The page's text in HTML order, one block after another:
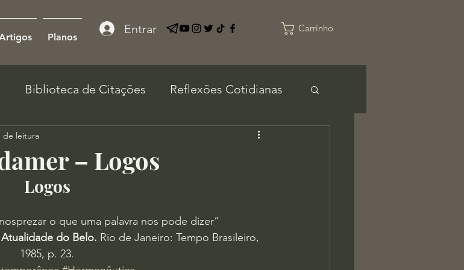
Planos
Entrar Carrinho
Biblioteca de Citações Reflexões Cotidianas
– Logos
de leitura
Logos
o que uma palavra nos pode dizer”
do Belo. Rio de Janeiro: Tempo Brasileiro,
1985, p. 23.